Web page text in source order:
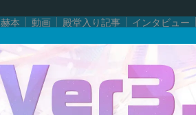
赫本 動画 殿堂入り記事 インタビュー